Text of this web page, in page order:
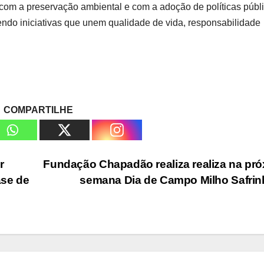
a preservação ambiental e com a adoção de políticas
iniciativas que unem qualidade de vida, responsabilidade
COMPARTILHE
Fundação Chapadão realiza realiza na
semana Dia de Campo Milho
de